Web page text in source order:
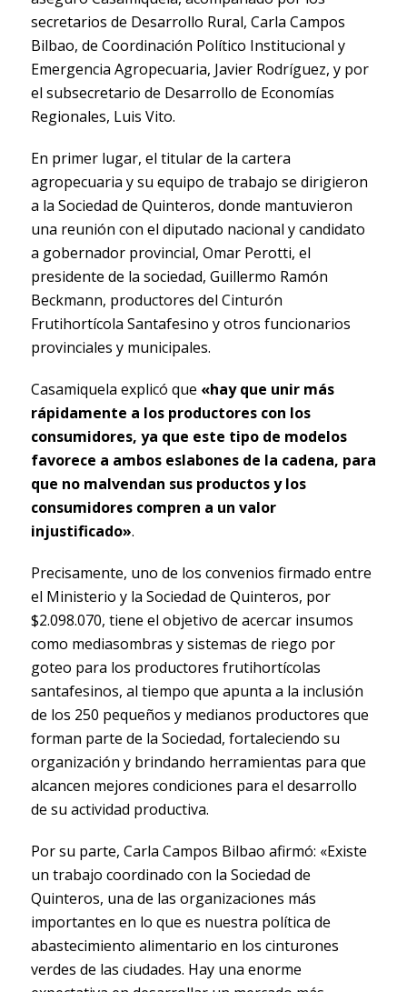
secretarios de Desarrollo Rural, Carla Campos
Bilbao, de Coordinación Político Institucional y
Emergencia Agropecuaria, Javier Rodríguez, y por
el subsecretario de Desarrollo de Economías
Regionales, Luis Vito.
En primer lugar, el titular de la cartera
agropecuaria y su equipo de trabajo se dirigieron
a la Sociedad de Quinteros, donde mantuvieron
una reunión con el diputado nacional y candidato
a gobernador provincial, Omar Perotti, el
presidente de la sociedad, Guillermo Ramón
Beckmann, productores del Cinturón
Frutihortícola Santafesino y otros funcionarios
provinciales y municipales.
Casamiquela explicó que «hay que unir más
rápidamente a los productores con los
consumidores, ya que este tipo de modelos
favorece a ambos eslabones de la cadena, para
que no malvendan sus productos y los
consumidores compren a un valor
injustificado».
Precisamente, uno de los convenios firmado entre
el Ministerio y la Sociedad de Quinteros, por
$2.098.070, tiene el objetivo de acercar insumos
como mediasombras y sistemas de riego por
goteo para los productores frutihortícolas
santafesinos, al tiempo que apunta a la inclusión
de los 250 pequeños y medianos productores que
forman parte de la Sociedad, fortaleciendo su
organización y brindando herramientas para que
alcancen mejores condiciones para el desarrollo
de su actividad productiva.
Por su parte, Carla Campos Bilbao afirmó: «Existe
un trabajo coordinado con la Sociedad de
Quinteros, una de las organizaciones más
importantes en lo que es nuestra política de
abastecimiento alimentario en los cinturones
verdes de las ciudades. Hay una enorme